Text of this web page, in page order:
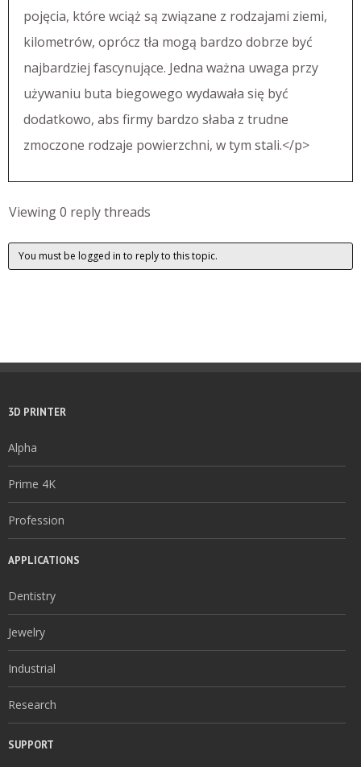
pojęcia, które wciąż są związane z rodzajami ziemi,
kilometrów, oprócz tła mogą bardzo dobrze być
najbardziej fascynujące. Jedna ważna uwaga przy
używaniu buta biegowego wydawała się być
dodatkowo, abs firmy bardzo słaba z trudne
zmoczone rodzaje powierzchni, w tym stali.</p>
Viewing 0 reply threads
You must be logged in to reply to this topic.
3D PRINTER
Alpha
Prime 4K
Profession
APPLICATIONS
Dentistry
Jewelry
Industrial
Research
SUPPORT